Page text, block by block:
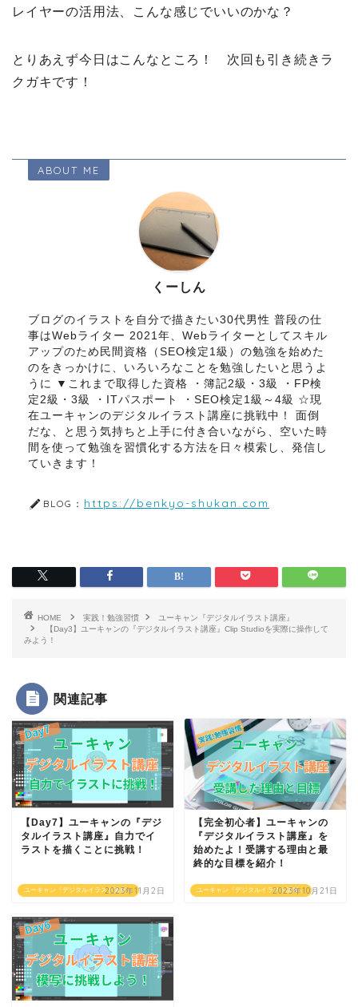
レイヤーの活用法、こんな感じでいいのかな？
とりあえず今日はこんなところ！ 次回も引き続きラ
クガキです！
ABOUT ME
くーしん
ブログのイラストを自分で描きたい30代男性 普段の仕
事はWebライター 2021年、Webライターとしてスキル
アップのため民間資格（SEO検定1級）の勉強を始めた
のをきっかけに、いろいろなことを勉強したいと思うよ
うに ▼これまで取得した資格 ・簿記2級・3級 ・FP検
定2級・3級 ・ITパスポート ・SEO検定1級～4級 ☆現
在ユーキャンのデジタルイラスト講座に挑戦中！ 面倒
だな、と思う気持ちと上手に付き合いながら、空いた時
間を使って勉強を習慣化する方法を日々模索し、発信し
ていきます！
BLOG： https://benkyo-shukan.com
HOME 実践！勉強習慣
ユーキャン『デジタルイラスト講座』
【Day3】ユーキャンの『デジタルイラスト講座』Clip Studioを実際に操作して
みよう！
関連記事
ユーキャン『デジタルイラスト講座』
【Day7】ユーキャンの『デジ
タルイラスト講座』自力でイ
ラストを描くことに挑戦！
2023年11月2日 ユーキャン『デジタルイラスト講座』
【完全初心者】ユーキャンの
『デジタルイラスト講座』を
始めたよ！受講する理由と最
終的な目標を紹介！
2023年10月21日